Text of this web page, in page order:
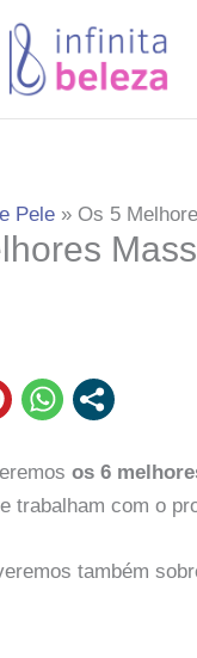
Pele Os 5
os 6
trabalham com o
também